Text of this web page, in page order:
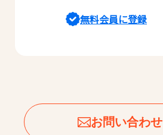
無料会員に登録
お問い合わせ